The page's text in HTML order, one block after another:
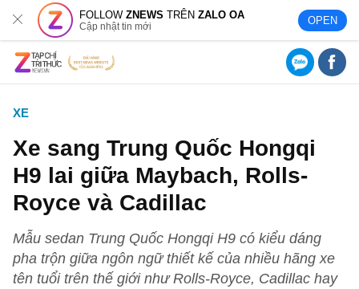
FOLLOWZNEWS TRÊNZALO OA
Cập nhật tin mới OPEN
XE
Xe sang Trung Quốc Hongqi
H9 lai giữa Maybach, Rolls-
Royce và Cadillac
Mẫu sedan Trung Quốc Hongqi H9 có kiểu dáng
pha trộn giữa ngôn ngữ thiết kế của nhiều hãng xe
tên tuổi trên thế giới như Rolls-Royce, Cadillac hay